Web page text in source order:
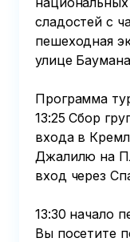
сладостей с
пешеходная
улице
Программа
13:25 Сбор
входа в
Джалилю на
вход через
13:30 начало
Вы посетите